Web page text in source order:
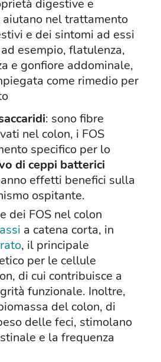
digestive e
aiutano nel trattamento
e dei sintomi ad essi
esempio, flatulenza,
e gonfiore addominale,
come rimedio per
: sono fibre
nel colon, i FOS
specifico per lo
di ceppi batterici
effetti benefici sulla
ospitante.
dei FOS nel colon
a catena corta, in
, il principale
per le cellule
di cui contribuisce a
funzionale. Inoltre,
del colon, di
delle feci, stimolano
e la frequenza